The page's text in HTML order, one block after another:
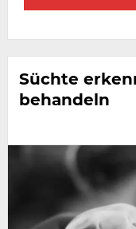
Süchte
behandeln